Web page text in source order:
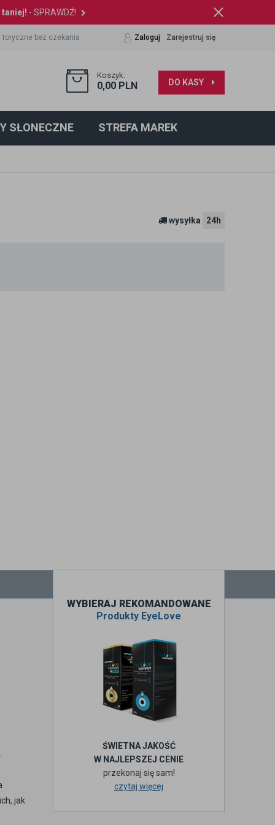
taniej! - SPRAWDŹ!
toryczne bez czekania Zaloguj Zarejestruj się
Koszyk:
0,00 PLN DO KASY
SŁONECZNE STREFA MAREK
wysyłka 24h
jak
WYBIERAJ REKOMANDOWANE
Produkty EyeLove
ŚWIETNA JAKOŚĆ
W NAJLEPSZEJ CENIE
przekonaj się sam!
czytaj więcej